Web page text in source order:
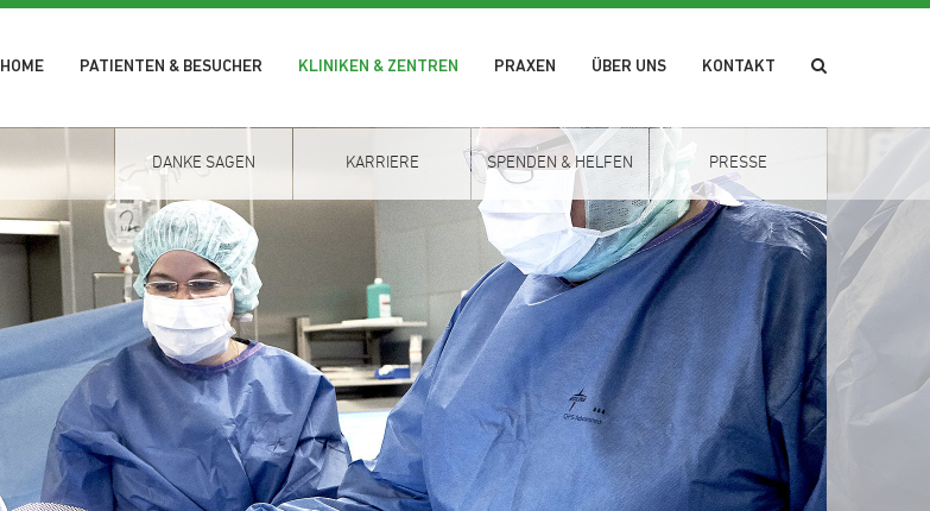
HOME PATIENTEN & BESUCHER KLINIKEN & ZENTREN PRAXEN ÜBER UNS KONTAKT
DANKE SAGEN KARRIERE SPENDEN & HELFEN PRESSE